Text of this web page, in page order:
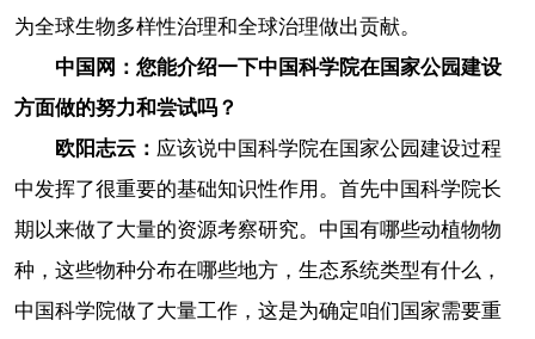
为全球生物多样性治理和全球治理做出贡献。
中国网：您能介绍一下中国科学院在国家公园建设
方面做的努力和尝试吗？
欧阳志云： 应该说中国科学院在国家公园建设过程
中发挥了很重要的基础知识性作用。首先中国科学院长
期以来做了大量的资源考察研究。中国有哪些动植物物
种，这些物种分布在哪些地方，生态系统类型有什么，
中国科学院做了大量工作，这是为确定咱们国家需要重